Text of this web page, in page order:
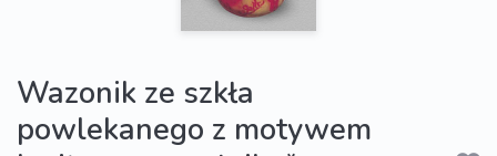
Wazonik ze szkła
powlekanego z motywem